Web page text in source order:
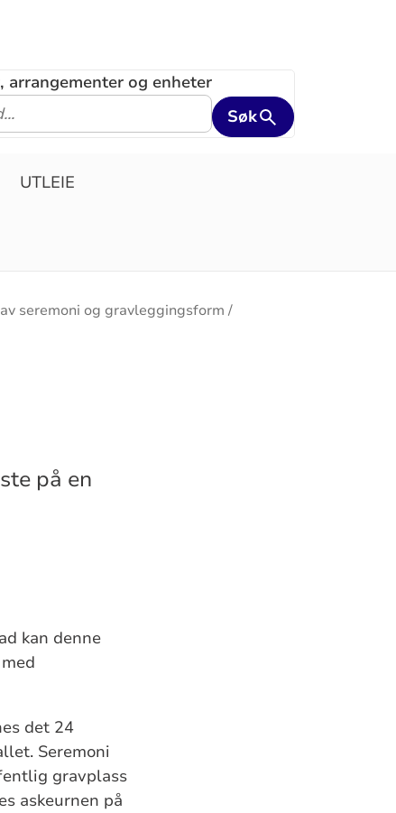
arrangementer og enheter
Søk
UTLEIE
seremoni og gravleggingsform
på en
kan denne
det 24
Seremoni
gravplass
askeurnen på